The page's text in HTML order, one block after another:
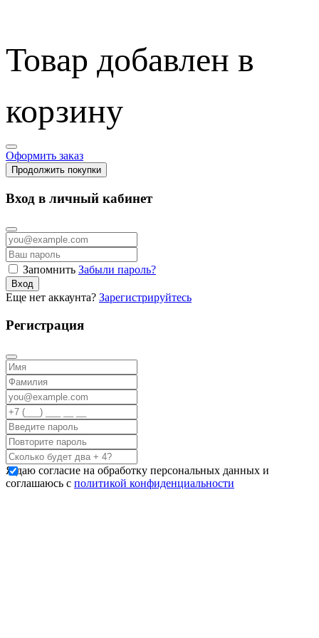
Товар добавлен в
корзину
Оформить заказ
Продолжить покупки
Вход в личный кабинет
Запомнить Забыли пароль?
Вход
Еще нет аккаунта? Зарегистрируйтесь
Регистрация
Я даю согласие на обработку персональных данных и
соглашаюсь с политикой конфиденциальности